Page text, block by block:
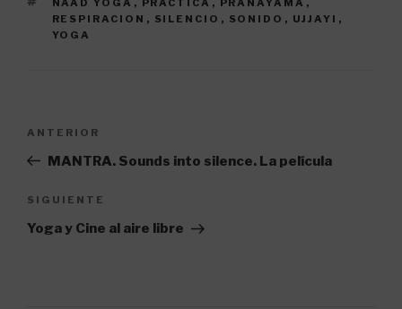
RESPIRACION , SILENCIO , SONIDO , UJJAYI ,
YOGA
entradas
Entrada
anterior:
ANTERIOR
MANTRA. Sounds into silence. La película
Siguiente
entrada
SIGUIENTE
Yoga y Cine al aire libre